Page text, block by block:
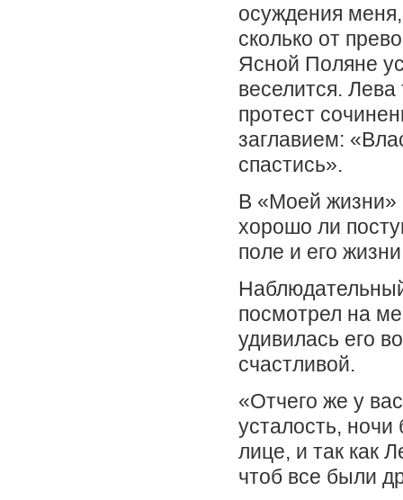
осуждения
сколько от
Ясной Поляне
веселится.
протест
заглавием:
спастись».
В «Моей жизни»
хорошо ли
поле и его
посмотрел на
удивилась его
счастливой.
«Отчего же у
усталость,
лице, и так как
чтоб все были